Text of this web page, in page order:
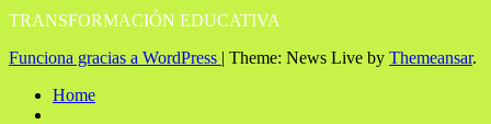
TRANSFORMACIÓN EDUCATIVA
Funciona gracias a WordPress | Theme: News Live by Themeansar.
Home